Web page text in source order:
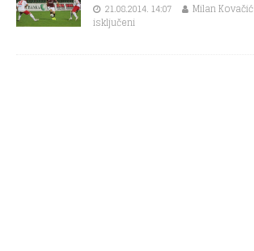
21.08.2014. 14:07 Milan Kovačić
isključeni